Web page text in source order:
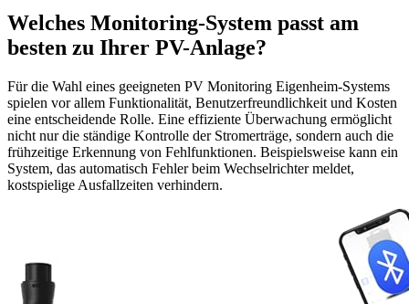
Welches Monitoring-System passt am
besten zu Ihrer PV-Anlage?
Für die Wahl eines geeigneten PV Monitoring Eigenheim-Systems
spielen vor allem Funktionalität, Benutzerfreundlichkeit und Kosten
eine entscheidende Rolle. Eine effiziente Überwachung ermöglicht
nicht nur die ständige Kontrolle der Stromerträge, sondern auch die
frühzeitige Erkennung von Fehlfunktionen. Beispielsweise kann ein
System, das automatisch Fehler beim Wechselrichter meldet,
kostspielige Ausfallzeiten verhindern.